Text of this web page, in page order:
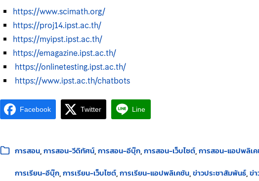
https://www.scimath.org/
https://proj14.ipst.ac.th/
https://myipst.ipst.ac.th/
https://emagazine.ipst.ac.th/
https://onlinetesting.ipst.ac.th/
https://www.ipst.ac.th/chatbots
Facebook Twitter Line
หมวดหมู่:
การสอน การสอน-วีดิทัศน์ การสอน-อีบุ๊ก การสอน-เว็บไซต์ การสอน-แอปพลิเ
การเรียน-อีบุ๊ก การเรียน-เว็บไซต์ การเรียน-แอปพลิเคชัน ข่าวประชาสัมพันธ์ ข่